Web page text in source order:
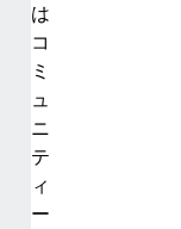
は
コ
ミ
ュ
ニ
テ
ィ
ー